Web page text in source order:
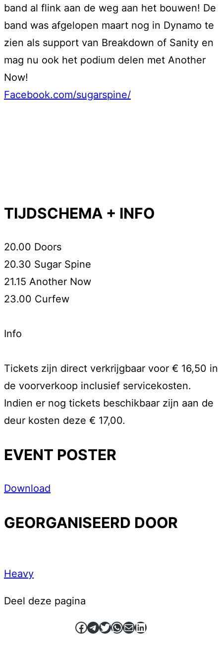
band al flink aan de weg aan het bouwen! De
band was afgelopen maart nog in Dynamo te
zien als support van Breakdown of Sanity en
mag nu ook het podium delen met Another
Now!
Facebook.com/sugarspine/
TIJDSCHEMA + INFO
20.00 Doors
20.30 Sugar Spine
21.15 Another Now
23.00 Curfew
Info
Tickets zijn direct verkrijgbaar voor € 16,50 in
de voorverkoop inclusief servicekosten.
Indien er nog tickets beschikbaar zijn aan de
deur kosten deze € 17,00.
EVENT POSTER
Download
GEORGANISEERD DOOR
Heavy
Deel deze pagina
Facebook
Telegram
Twitter
WhatsApp
E-mailLinkedIn